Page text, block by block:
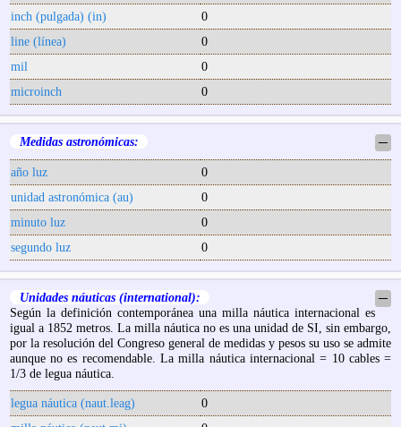
inch (pulgada) (in)
0
line (línea)
0
mil
0
microinch
0
Medidas astronómicas: ─
año luz
0
unidad astronómica (au)
0
minuto luz
0
segundo luz
0
Unidades náuticas (international):
─
Según la definición contemporánea una milla náutica internacional es
igual a 1852 metros. La milla náutica no es una unidad de SI, sin embargo,
por la resolución del Congreso general de medidas y pesos su uso se admite
aunque no es recomendable. La milla náutica internacional = 10 cables =
1/3 de legua náutica.
legua náutica (naut.leag)
0